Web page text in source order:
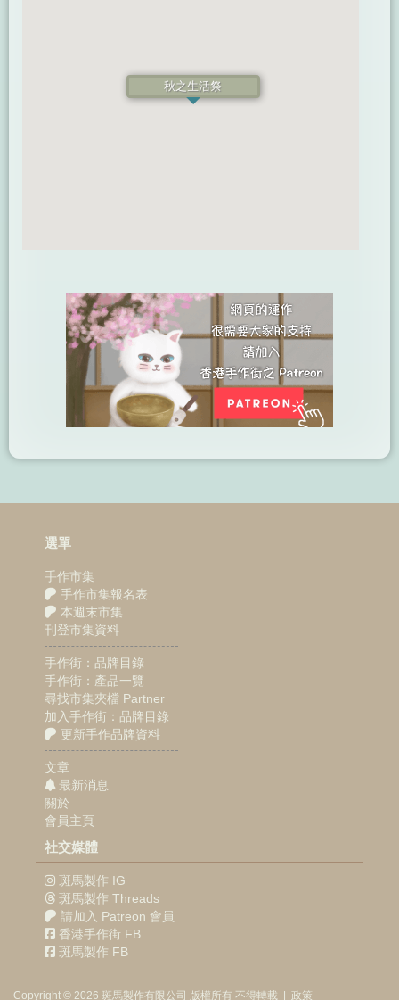
秋之生活祭
選單
手作市集
手作市集報名表
本週末市集
刊登市集資料
手作街：品牌目錄
手作街：產品一覽
尋找市集夾檔 Partner
加入手作街：品牌目錄
更新手作品牌資料
文章
最新消息
關於
會員主頁
社交媒體
斑馬製作 IG
斑馬製作 Threads
請加入 Patreon 會員
香港手作街 FB
斑馬製作 FB
Copyright © 2026 斑馬製作有限公司 版權所有 不得轉載 | 政策